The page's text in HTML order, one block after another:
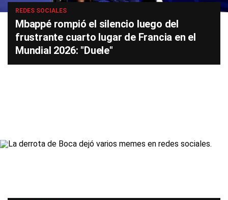
REDES SOCIALES
Mbappé rompió el silencio luego del
frustrante cuarto lugar de Francia en el
Mundial 2026: "Duele"